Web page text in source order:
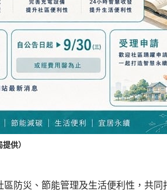
供）
防災、節能管理及生活便利性，共同